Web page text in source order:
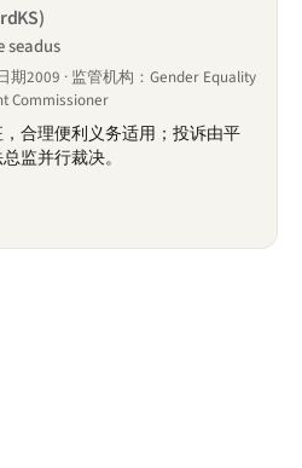
seadus
期2009 · 监管机构：Gender Equality
Commissioner
合理便利义务适用；投诉由平
监并行裁决。